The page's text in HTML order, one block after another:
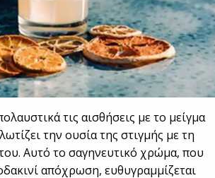
τις αισθήσεις με το μείγμα
την ουσία της στιγμής με τη
Αυτό το σαγηνευτικό χρώμα, που
απόχρωση, ευθυγραμμίζεται